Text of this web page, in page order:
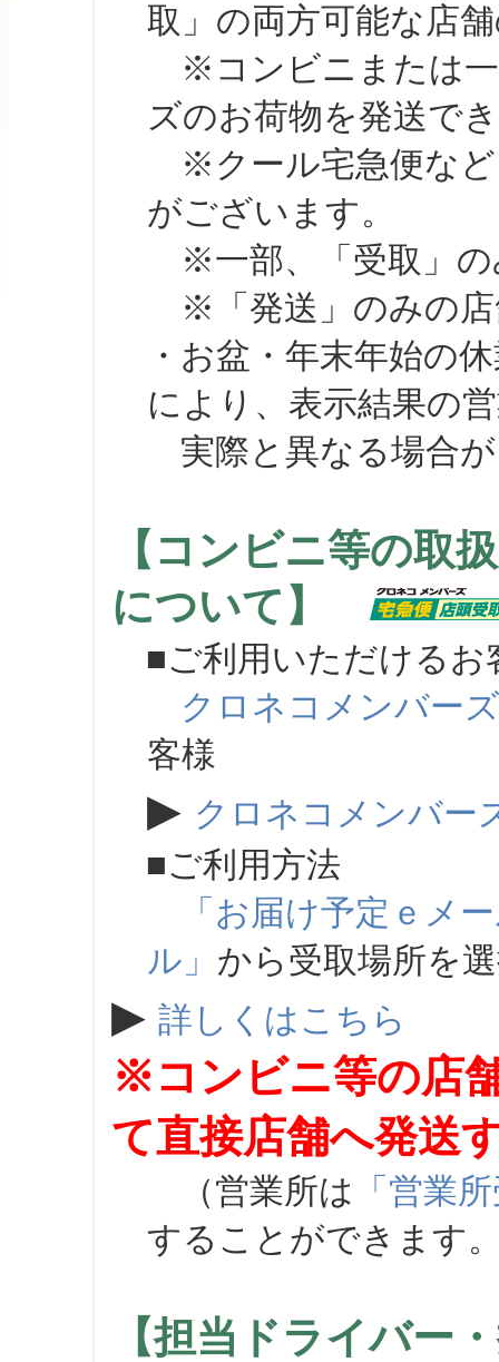
取」の両方可能な店
※コンビニまたは一
ズのお荷物を発送で
※クール宅急便など
がございます。
※一部、「受取」の
※「発送」のみの店
・お盆・年末年始の
により、表示結果の
実際と異なる場合が
【コンビニ等の取
について】
■ご利用いただけるお
クロネコメンバーズ
客様
▶ クロネコメンバー
■ご利用方法
「お届け予定ｅメ
ル」 から受取場所を
▶ 詳しくはこちら
※コンビニ等の店
て直接店舗へ発送
（営業所は 「営業
することができます
【担当ドライバー